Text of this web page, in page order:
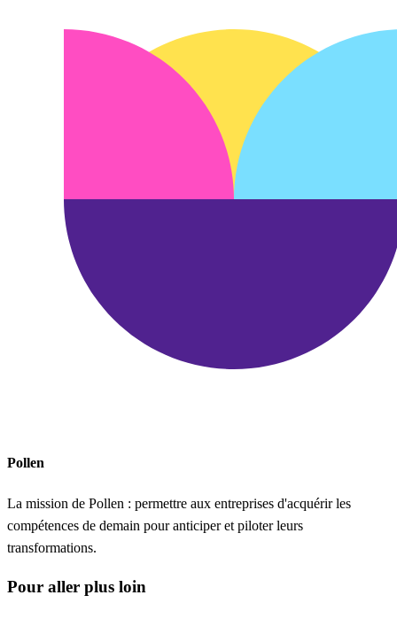
Pollen
La mission de Pollen : permettre aux entreprises d'acquérir les
compétences de demain pour anticiper et piloter leurs
transformations.
Pour aller plus loin